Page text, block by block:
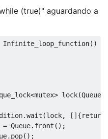
(true)" aguardando a
Infinite_loop_function()
<mutex> lock(
.wait (lock, []{return
= Queue. front ();
. pop();